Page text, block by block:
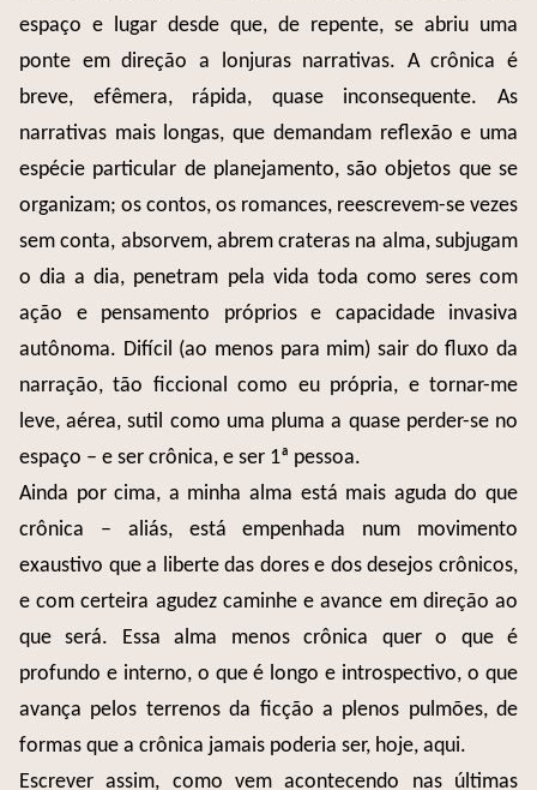
espaço e lugar desde que, de repente, se abriu uma
ponte em direção a lonjuras narrativas. A crônica é
breve, efêmera, rápida, quase inconsequente. As
narrativas mais longas, que demandam reflexão e uma
espécie particular de planejamento, são objetos que se
organizam; os contos, os romances, reescrevem-se vezes
sem conta, absorvem, abrem crateras na alma, subjugam
o dia a dia, penetram pela vida toda como seres com
ação e pensamento próprios e capacidade invasiva
autônoma. Difícil (ao menos para mim) sair do fluxo da
narração, tão ficcional como eu própria, e tornar-me
leve, aérea, sutil como uma pluma a quase perder-se no
espaço – e ser crônica, e ser 1ª pessoa.
Ainda por cima, a minha alma está mais aguda do que
crônica – aliás, está empenhada num movimento
exaustivo que a liberte das dores e dos desejos crônicos,
e com certeira agudez caminhe e avance em direção ao
que será. Essa alma menos crônica quer o que é
profundo e interno, o que é longo e introspectivo, o que
avança pelos terrenos da ficção a plenos pulmões, de
formas que a crônica jamais poderia ser, hoje, aqui.
Escrever assim, como vem acontecendo nas últimas